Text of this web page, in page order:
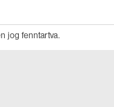
jog fenntartva.